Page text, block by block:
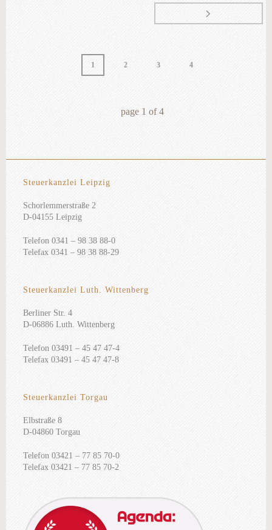
1 2 3 4
page 1 of4
Steuerkanzlei Leipzig
Schorlemmerstraße 2
D-04155 Leipzig
Telefon 0341 – 98 38 88-0
Telefax 0341 – 98 38 88-29
Steuerkanzlei Luth. Wittenberg
Berliner Str. 4
D-06886 Luth. Wittenberg
Telefon 03491 – 45 47 47-4
Telefax 03491 – 45 47 47-8
Steuerkanzlei Torgau
Elbstraße 8
D-04860 Torgau
Telefon 03421 – 77 85 70-0
Telefax 03421 – 77 85 70-2